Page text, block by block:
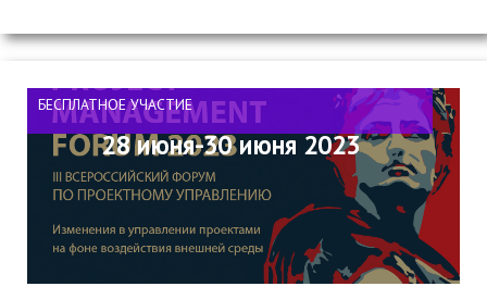
БЕСПЛАТНОЕ УЧАСТИЕ
28 июня-30 июня 2023